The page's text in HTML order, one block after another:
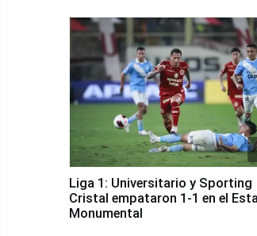
Liga 1: Universitario y Sporting
Cristal empataron 1-1 en el
Monumental